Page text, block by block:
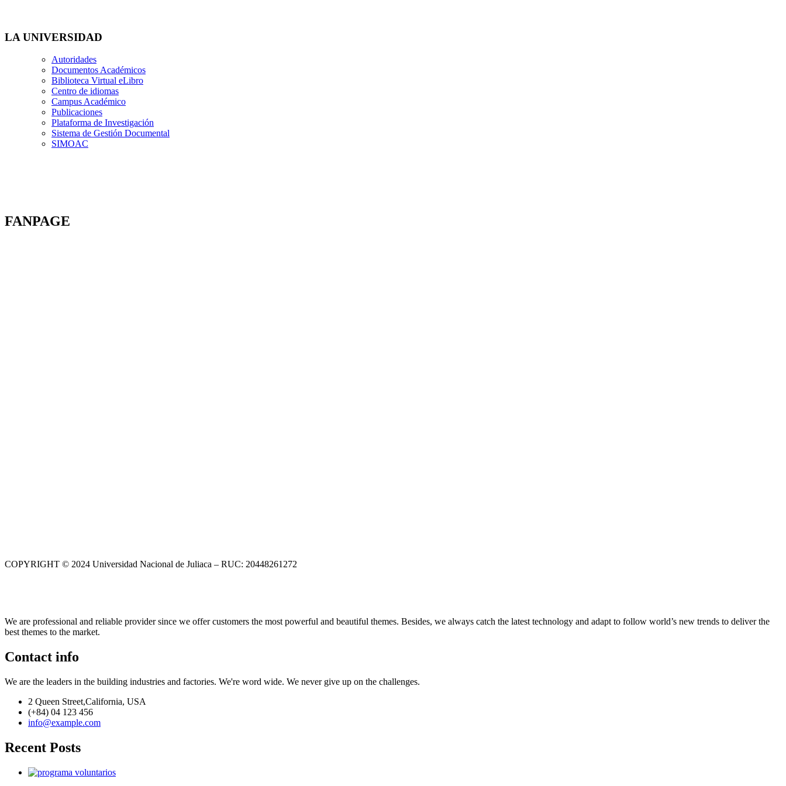
LA UNIVERSIDAD
Autoridades
Documentos Académicos
Biblioteca Virtual eLibro
Centro de idiomas
Campus Académico
Publicaciones
Plataforma de Investigación
Sistema de Gestión Documental
SIMOAC
FANPAGE
COPYRIGHT © 2024 Universidad Nacional de Juliaca – RUC: 20448261272
We are professional and reliable provider since we offer customers the most powerful and beautiful themes. Besides, we always catch the latest technology and adapt to follow world’s new trends to deliver the
best themes to the market.
Contact info
We are the leaders in the building industries and factories. We're word wide. We never give up on the challenges.
2 Queen Street,California, USA
(+84) 04 123 456
info@example.com
Recent Posts